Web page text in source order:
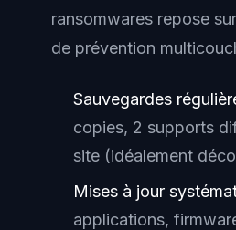
ransomwares repose
de prévention
Sauvegardes
copies, 2 supports
site (idéalement
Mises à jour
applications,